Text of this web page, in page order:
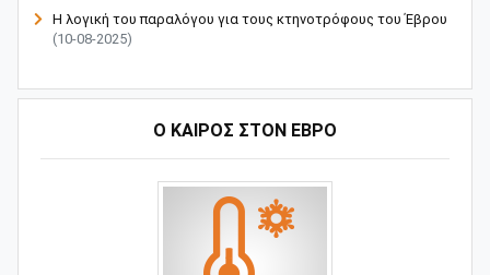
Η λογική του παραλόγου για τους κτηνοτρόφους του Έβρου
(10-08-2025)
Ο ΚΑΙΡΟΣ ΣΤΟΝ ΕΒΡΟ